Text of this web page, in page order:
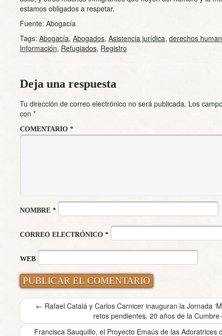
estamos obligados a respetar.
Fuente: Abogacía
Tags: Abogacía, Abogados, Asistencia jurídica, derechos
Información, Refugiados, Registro
Deja una respuesta
Tu dirección de correo electrónico no será publicada. Los
con *
COMENTARIO *
NOMBRE *
CORREO ELECTRÓNICO *
WEB
← Rafael Catalá y Carlos Carnicer inauguran la Jornada
retos pendientes. 20 años de la Cumbre
Francisca Sauquillo, el Proyecto Emaús de las Adoratrices